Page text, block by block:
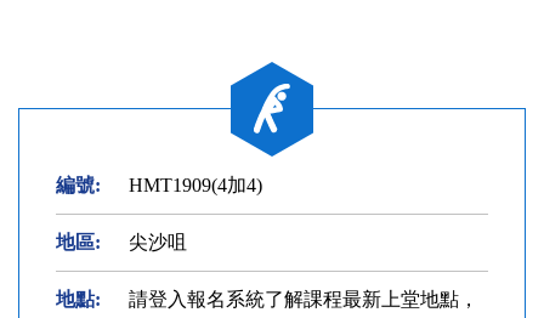
編號: HMT1909(4加4)
地區: 尖沙咀
地點:
請登入報名系統了解課程最新上堂地點，